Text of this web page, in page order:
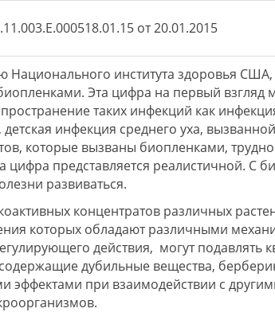
от 20.01.2015
Национального института здоровья США,
Эта цифра на первый взгляд
таких инфекций как
инфекция среднего уха,
которые вызваны биопленками,
цифра представляется реалистичной. С
развиваться.
концентратов различных
которых обладают различными
действия, могут подавлять
дубильные вещества,
эффектами при взаимодействии с